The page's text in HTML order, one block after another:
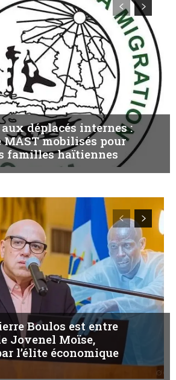
déplacés internes :
MAST mobilisés pour
familles haïtiennes
Boulos est entre
Jovenel Moïse,
l’élite économique